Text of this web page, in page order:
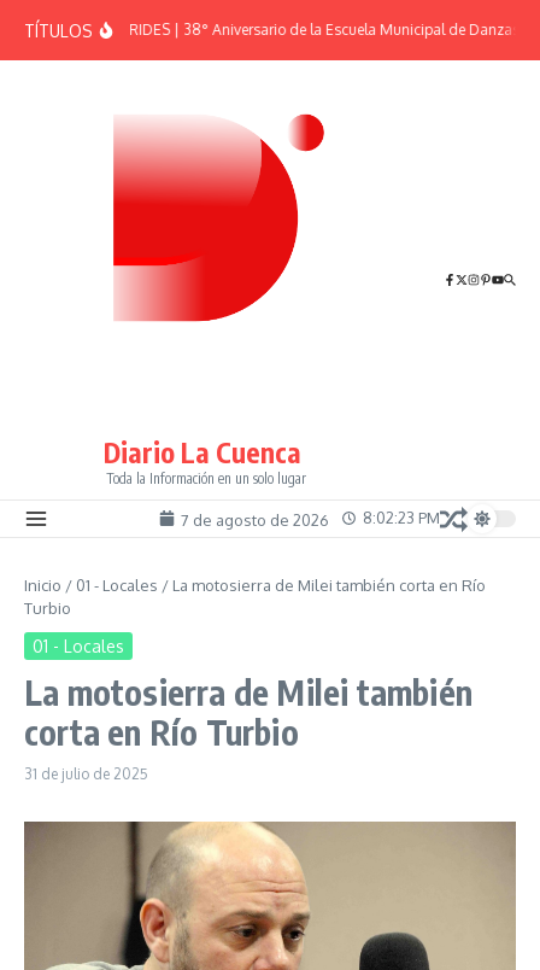
TÍTULOSEFEMÉRIDES | 38° Aniversario de la Escuela Municipal de Danzas “El
Diario La Cuenca
Toda la Información en un solo lugar
7 de agosto de 2026 8:02:23 PM
Inicio / 01 - Locales / La motosierra de Milei también corta en Río
Turbio
01 - Locales
La motosierra de Milei también
corta en Río Turbio
31 de julio de 2025